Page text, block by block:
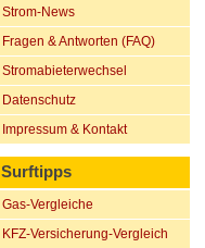
Strom-News
Fragen & Antworten (FAQ)
Stromabieterwechsel
Datenschutz
Impressum & Kontakt
Surftipps
Gas-Vergleiche
KFZ-Versicherung-Vergleich